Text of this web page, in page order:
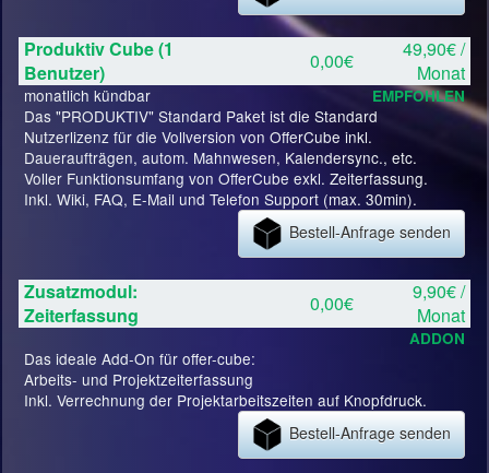
Produktiv Cube (1
Benutzer)
0,00€
49,90€ /
Monat
monatlich kündbar EMPFOHLEN
Das "PRODUKTIV" Standard Paket ist die Standard
Nutzerlizenz für die Vollversion von OfferCube inkl.
Daueraufträgen, autom. Mahnwesen, Kalendersync., etc.
Voller Funktionsumfang von OfferCube exkl. Zeiterfassung.
Inkl. Wiki, FAQ, E-Mail und Telefon Support (max. 30min).
Bestell-Anfrage senden
Zusatzmodul:
Zeiterfassung
0,00€
9,90€ /
Monat
ADDON
Das ideale Add-On für offer-cube:
Arbeits- und Projektzeiterfassung
Inkl. Verrechnung der Projektarbeitszeiten auf Knopfdruck.
Bestell-Anfrage senden